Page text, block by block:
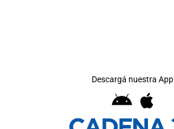
Descargá nuestra App